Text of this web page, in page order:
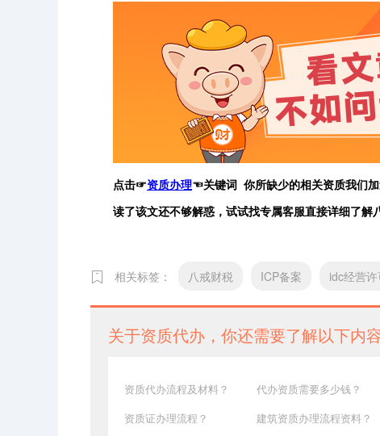
点击☞资质办理☜关键词 你所缺少的相关资质我们加
读了该文还不够解惑，试试找专属客服直接详细了解
相关标签： 八戒财税 ICP备案 idc经营
关于资质代办，你还需要了解以下内容
资质代办流程及材料？
代办资质需要多少钱？
资质证办理流程？
建筑资质办理流程资料？